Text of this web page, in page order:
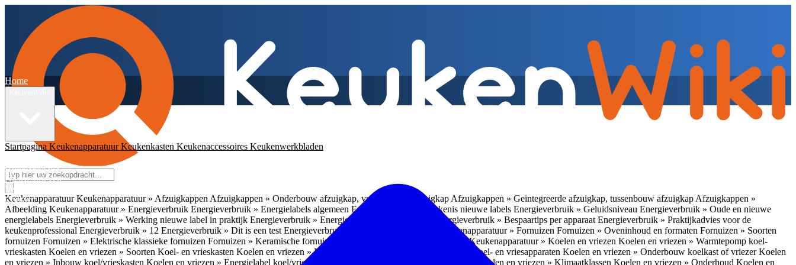
KeukenapparatuurKeukenapparatuur » Afzuigkappen Afzuigkappen » Onderbouw afzuigkap, vrijhangende afzuigkap Afzuigkappen » Geïntegreerde afzuigkap, tussenbouw afzuigkap Afzuigkappen »
Afbeelding Keukenapparatuur » Energieverbruik Energieverbruik » Energielabels algemeen Energieverbruik » Betekenis nieuwe labels Energieverbruik » Geluidsniveau Energieverbruik » Oude en nieuwe
energielabels Energieverbruik » Werking nieuwe label in praktijk Energieverbruik » Energieverbruik in de praktijk Energieverbruik » Bespaartips per apparaat Energieverbruik » Praktijkadvies voor de
keukenprofessional Energieverbruik » 12 Energieverbruik » Dit is een test Energieverbruik » 1 Keukenapparatuur » Fornuizen Fornuizen » Oveninhoud en formaten Fornuizen » Soorten
fornuizen Fornuizen » Elektrische klassieke fornuizen Fornuizen » Keramische fornuizen Keukenapparatuur » InbouwladesKeukenapparatuur » Koelen en vriezen Koelen en vriezen » Warmtepomp koel-
vrieskasten Koelen en vriezen » Soorten Koel- en vrieskasten Koelen en vriezen » Nismaten Koelen en vriezen » Vrijstaande koel- en vriesapparaten Koelen en vriezen » Onderbouw koelkast of vriezerKoelen
en vriezen » Inbouw koel/vrieskasten Koelen en vriezen » Energielabel koel/vrieskasten Koelen en vriezen » Klimaatklassen Koelen en vriezen » Onderhoud Koelen en
Home
Startpagina KeukenapparatuurKeukenkasten Keukenaccessoires Keukenwerkbladen
Ambassadeurs
Nieuwsbrieven
Veelgestelde vragen
Contact